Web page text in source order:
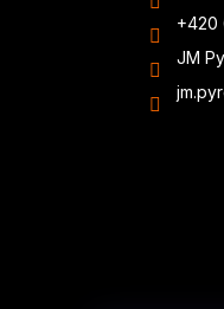
+420
JM